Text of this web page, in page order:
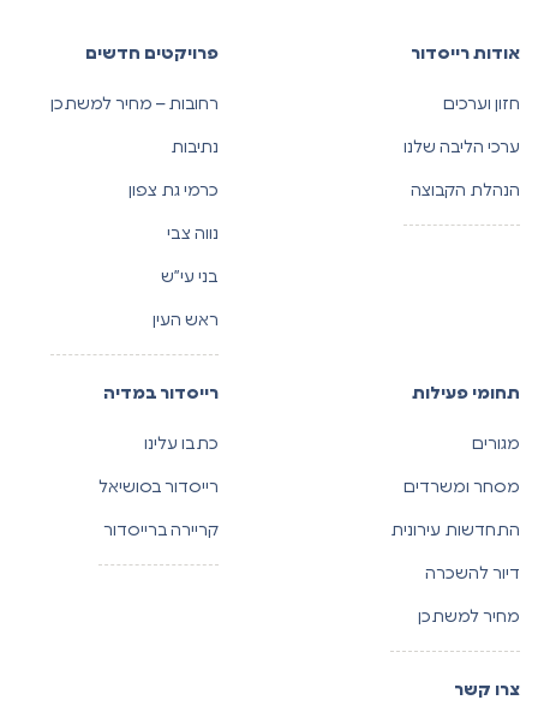
אודות רייסדור
חזון וערכים
ערכי הליבה שלנו
הנהלת הקבוצה
פרויקטים חדשים
רחובות – מחיר למשתכן
נתיבות
כרמי גת צפון
נווה צבי
בני עי”ש
ראש העין
תחומי פעילות
מגורים
מסחר ומשרדים
התחדשות עירונית
דיור להשכרה
מחיר למשתכן
רייסדור במדיה
כתבו עלינו
רייסדור בסושיאל
קריירה ברייסדור
צרו קשר